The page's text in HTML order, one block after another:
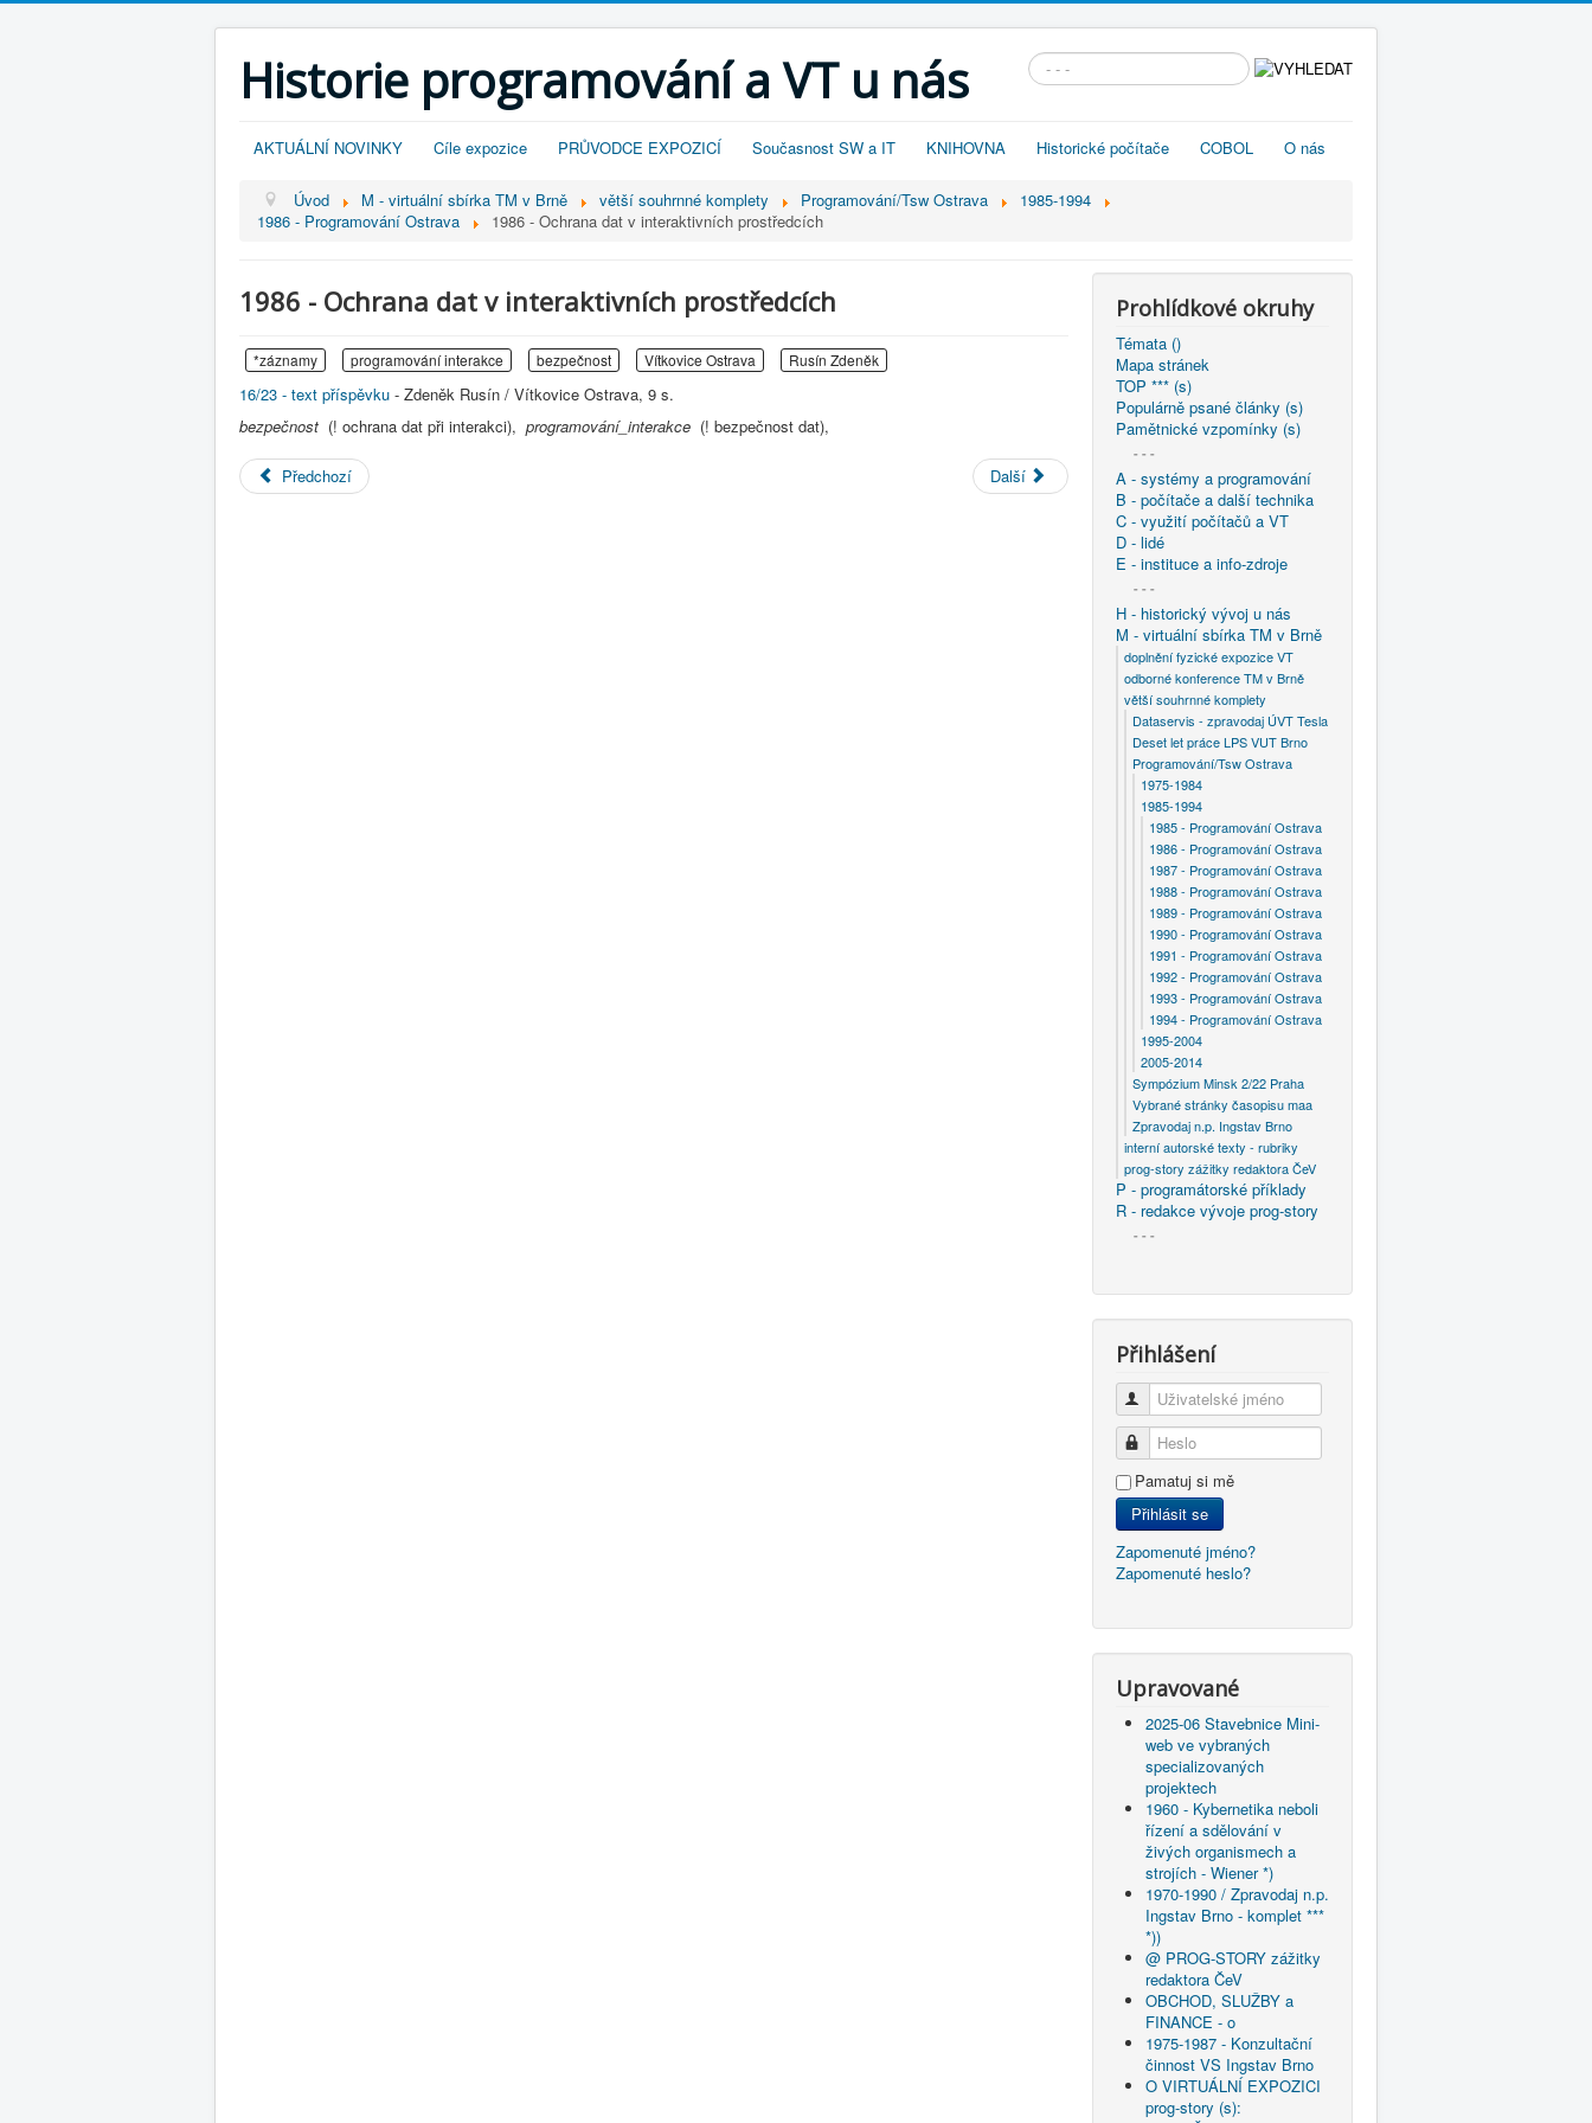
Historie programování a VT u nás Vyhledávání...
AKTUÁLNÍ NOVINKY Cíle expozice PRŮVODCE EXPOZICÍ Současnost SW a IT KNIHOVNA Historické počítače COBOL O nás
Úvod M - virtuální sbírka TM v Brně větší souhrnné komplety Programování/Tsw Ostrava
1985-1994
1986 - Programování Ostrava
1986 - Ochrana dat v interaktivních prostředcích
1986 - Ochrana dat v interaktivních prostředcích
*záznamy programování interakce bezpečnost Vítkovice Ostrava Rusín Zdeněk
16/23 - text příspěvku - Zdeněk Rusín / Vítkovice Ostrava, 9 s.
bezpečnost (! ochrana dat při interakci), programování_interakce (! bezpečnost dat),
Předchozí Další
Prohlídkové okruhy
Témata ()
Mapa stránek
TOP *** (s)
Populárně psané články (s)
Pamětnické vzpomínky (s)
- - -
A - systémy a programování
B - počítače a další technika
C - využití počítačů a VT
D - lidé
E - instituce a info-zdroje
- - -
H - historický vývoj u nás
M - virtuální sbírka TM v Brně
doplnění fyzické expozice VT
odborné konference TM v Brně
větší souhrnné komplety
Dataservis - zpravodaj ÚVT Tesla
Deset let práce LPS VUT Brno
Programování/Tsw Ostrava
1975-1984
1985-1994
1985 - Programování Ostrava
1986 - Programování Ostrava
1987 - Programování Ostrava
1988 - Programování Ostrava
1989 - Programování Ostrava
1990 - Programování Ostrava
1991 - Programování Ostrava
1992 - Programování Ostrava
1993 - Programování Ostrava
1994 - Programování Ostrava
1995-2004
2005-2014
Sympózium Minsk 2/22 Praha
Vybrané stránky časopisu maa
Zpravodaj n.p. Ingstav Brno
interní autorské texty - rubriky
prog-story zážitky redaktora ČeV
P - programátorské příklady
R - redakce vývoje prog-story
- - -
Přihlášení
Uživatelské jméno
Heslo
Pamatuj si mě
Přihlásit se
Zapomenuté jméno?
Zapomenuté heslo?
Upravované
2025-06 Stavebnice Mini-
web ve vybraných
specializovaných
projektech
1960 - Kybernetika neboli
řízení a sdělování v
živých organismech a
strojích - Wiener *)
1970-1990 / Zpravodaj n.p.
Ingstav Brno - komplet ***
*))
@ PROG-STORY zážitky
redaktora ČeV
OBCHOD, SLUŽBY a
FINANCE - o
1975-1987 - Konzultační
činnost VS Ingstav Brno
O VIRTUÁLNÍ EXPOZICI
prog-story (s):